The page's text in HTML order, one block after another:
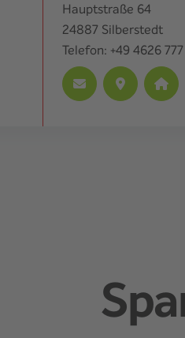
Hauptstraße 64
24887 Silberstedt
Telefon: +49 4626 777